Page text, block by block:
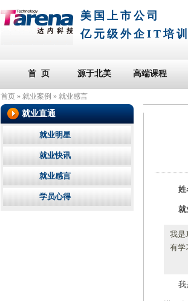
美国上市公司
亿元级外企IT培
首 页 源于北美 高端课程
首页 » 就业案例 » 就业感言
姓
就
我是
有学
我
就业直通
就业明星
就业快讯
就业感言
学员心得